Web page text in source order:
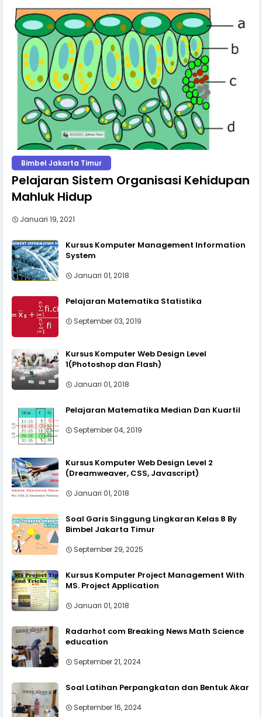
Bimbel Jakarta Timur
Pelajaran Sistem Organisasi Kehidupan
Mahluk Hidup
Januari 19, 2021
Kursus Komputer Management Information
System
Januari 01, 2018
Pelajaran Matematika Statistika
September 03, 2019
Kursus Komputer Web Design Level
1(Photoshop dan Flash)
Januari 01, 2018
Pelajaran Matematika Median Dan Kuartil
September 04, 2019
Kursus Komputer Web Design Level 2
(Dreamweaver, CSS, Javascript)
Januari 01, 2018
Soal Garis Singgung Lingkaran Kelas 8 By
Bimbel Jakarta Timur
September 29, 2025
Kursus Komputer Project Management With
MS. Project Application
Januari 01, 2018
Radarhot com Breaking News Math Science
education
September 21, 2024
Soal Latihan Perpangkatan dan Bentuk Akar
September 16, 2024